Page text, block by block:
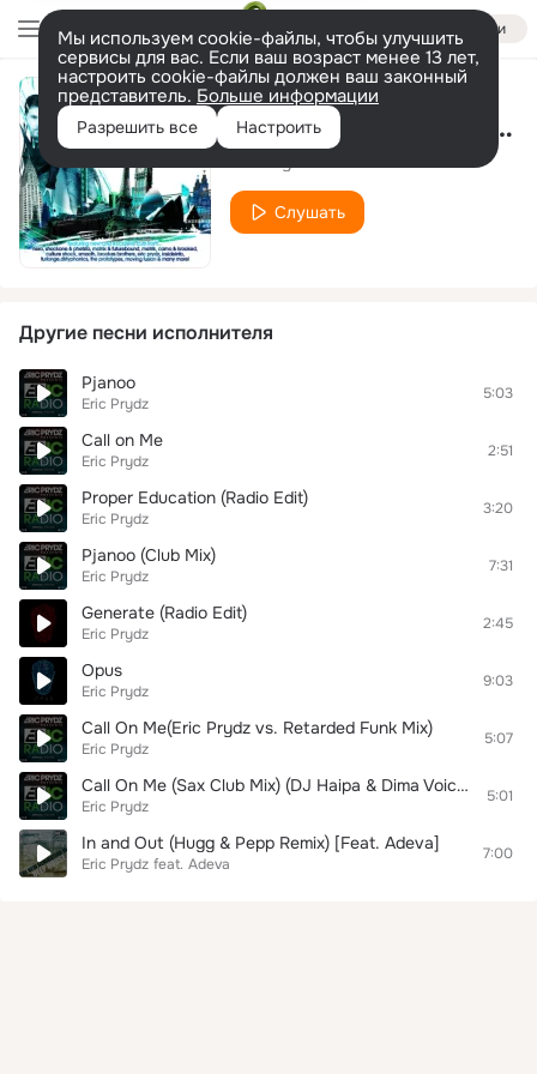
Войти
Мы используем cookie-файлы, чтобы улучшить
сервисы для вас. Если ваш возраст менее 13 лет,
настроить cookie-файлы должен ваш законный
представитель. Больше информации
Разрешить все Настроить Niton (The Reason) (Metrik Remix)
Слушать
Другие песни исполнителя
Pjanoo
Eric Prydz
5:03
Call on Me
Eric Prydz
2:51
Proper Education (Radio Edit)
Eric Prydz
3:20
Pjanoo (Club Mix)
Eric Prydz
7:31
Generate (Radio Edit)
Eric Prydz
2:45
Opus
Eric Prydz
9:03
Call On Me(Eric Prydz vs. Retarded Funk Mix)
Eric Prydz
5:07
Call On Me (Sax Club Mix) (DJ Haipa & Dima Voice Remix)
Eric Prydz
5:01
In and Out (Hugg & Pepp Remix) [Feat. Adeva]
Eric Prydz feat. Adeva
7:00